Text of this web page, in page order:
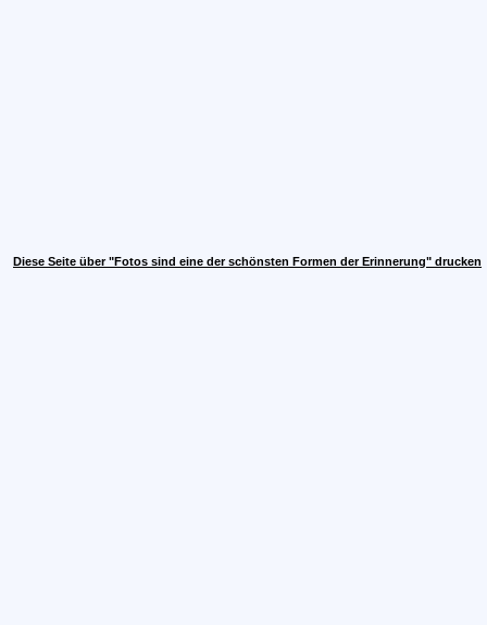
Diese Seite über "Fotos sind eine der schönsten Formen der Erinnerung" drucken